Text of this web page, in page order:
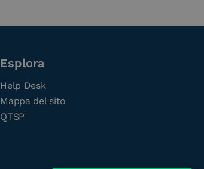
Esplora
Help Desk
Mappa del sito
QTSP